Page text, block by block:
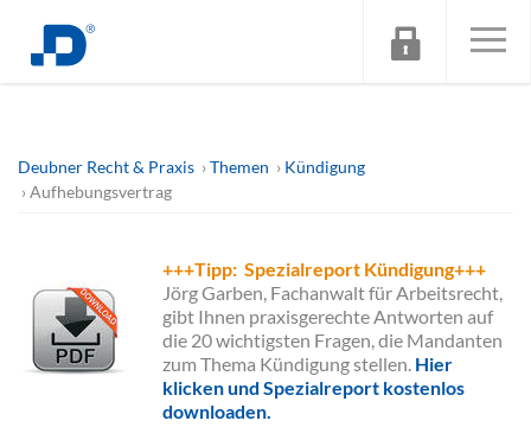
Deubner Recht & Praxis Themen
Kündigung
Aufhebungsvertrag
+++Tipp: Spezialreport Kündigung+++
Jörg Garben, Fachanwalt für Arbeitsrecht,
gibt Ihnen praxisgerechte Antworten auf
die 20 wichtigsten Fragen, die Mandanten
zum Thema Kündigung stellen. Hier
klicken und Spezialreport kostenlos
downloaden.